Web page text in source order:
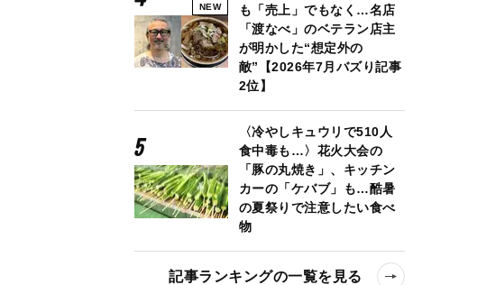
NEW
も「売上」でもなく…名店
「渡なべ」のベテラン店主
が明かした“想定外の
敵”【2026年7月バズり記事
2位】
〈冷やしキュウリで510人
食中毒も…〉花火大会の
「豚の丸焼き」、キッチン
カーの「ケバブ」も…酷暑
の夏祭りで注意したい食べ
物
記事ランキングの一覧を見る